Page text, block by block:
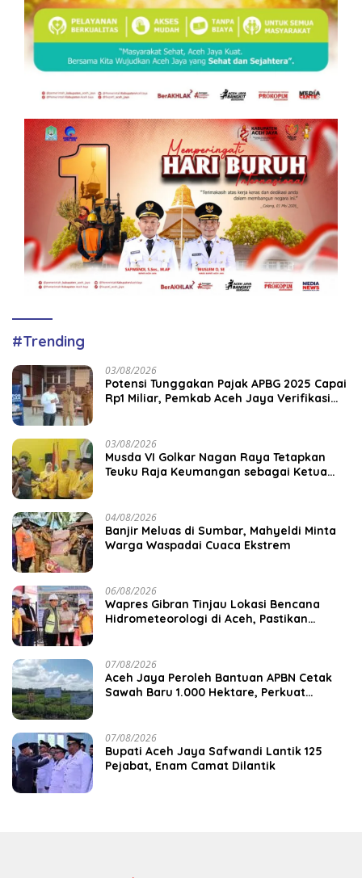
#Trending
03/08/2026
Potensi Tunggakan Pajak APBG 2025 Capai
Rp1 Miliar, Pemkab Aceh Jaya Verifikasi
03/08/2026
Musda VI Golkar Nagan Raya Tetapkan
Teuku Raja Keumangan sebagai Ketua
04/08/2026
Banjir Meluas di Sumbar, Mahyeldi Minta
Warga Waspadai Cuaca Ekstrem
06/08/2026
Wapres Gibran Tinjau Lokasi Bencana
Hidrometeorologi di Aceh, Pastikan
07/08/2026
Aceh Jaya Peroleh Bantuan APBN Cetak
Sawah Baru 1.000 Hektare, Perkuat
07/08/2026
Bupati Aceh Jaya Safwandi Lantik 125
Pejabat, Enam Camat Dilantik